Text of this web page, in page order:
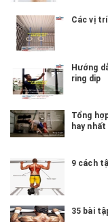
Các vị
Hướng
ring dip
Tổng
hay nhất
9 cách
35 bài